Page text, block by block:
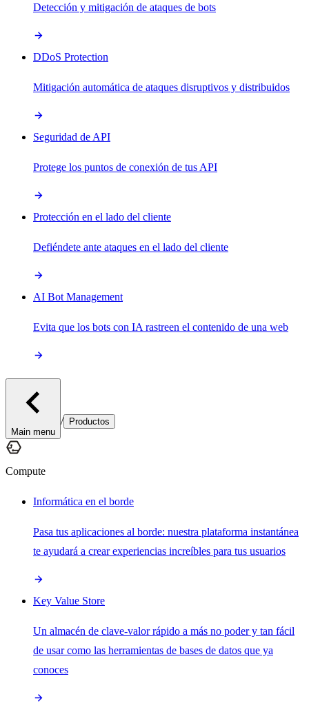
Detección y mitigación de ataques de bots
DDoS Protection
Mitigación automática de ataques disruptivos y distribuidos
Seguridad de API
Protege los puntos de conexión de tus API
Protección en el lado del cliente
Defiéndete ante ataques en el lado del cliente
AI Bot Management
Evita que los bots con IA rastreen el contenido de una web
Main menu
/ Productos
Compute
Informática en el borde
Pasa tus aplicaciones al borde: nuestra plataforma instantánea
te ayudará a crear experiencias increíbles para tus usuarios
Key Value Store
Un almacén de clave-valor rápido a más no poder y tan fácil
de usar como las herramientas de bases de datos que ya
conoces